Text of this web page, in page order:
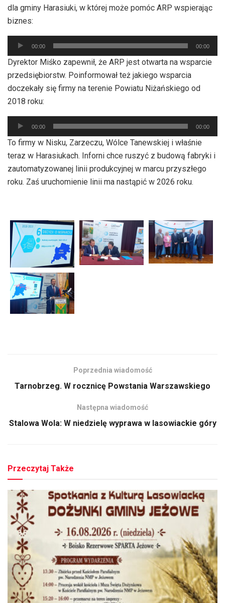
dla gminy Harasiuki, w której może pomóc ARP wspierając
biznes:
Odtwarzacz
plików
dźwiękowych
00:00 00:00
Dyrektor Miśko zapewnił, że ARP jest otwarta na wsparcie
przedsiębiorstw. Poinformował też jakiego wsparcia
doczekały się firmy na terenie Powiatu Niżańskiego od
2018 roku:
Odtwarzacz
plików
dźwiękowych
00:00 00:00
To firmy w Nisku, Zarzeczu, Wólce Tanewskiej i właśnie
teraz w Harasiukach. Inforni chce ruszyć z budową fabryki i
zautomatyzowanej linii produkcyjnej w marcu przyszłego
roku. Zaś uruchomienie linii ma nastąpić w 2026 roku.
Poprzednia wiadomość
Tarnobrzeg. W rocznicę Powstania Warszawskiego
Następna wiadomość
Stalowa Wola: W niedzielę wyprawa w lasowiackie góry
Przeczytaj Także